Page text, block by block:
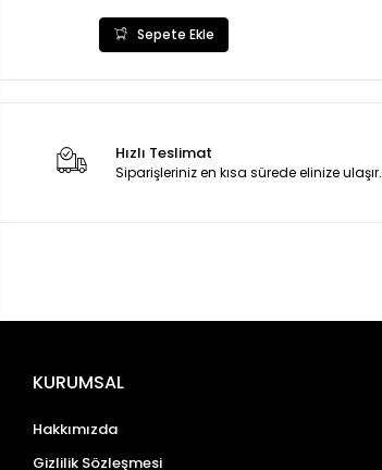
Sepete Ekle
Hızlı Teslimat
Siparişleriniz en kısa sürede elinize ulaşır.
KURUMSAL
Hakkımızda
Gizlilik Sözleşmesi